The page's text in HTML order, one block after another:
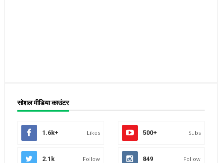
सोशल मीडिया काउंटर
1.6k+ Likes 500+ Subs
2.1k Follow 849 Follow